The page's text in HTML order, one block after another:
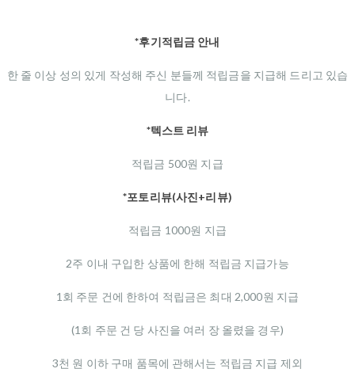
*후기적립금 안내
한 줄 이상 성의 있게 작성해 주신 분들께 적립금을 지급해 드리고 있습
니다.
*텍스트 리뷰
적립금 500원 지급
*포토리뷰(사진+리뷰)
적립금 1000원 지급
2주 이내 구입한 상품에 한해 적립금 지급가능
1회 주문 건에 한하여 적립금은 최대 2,000원 지급
(1회 주문 건 당 사진을 여러 장 올렸을 경우)
3천 원 이하 구매 품목에 관해서는 적립금 지급 제외